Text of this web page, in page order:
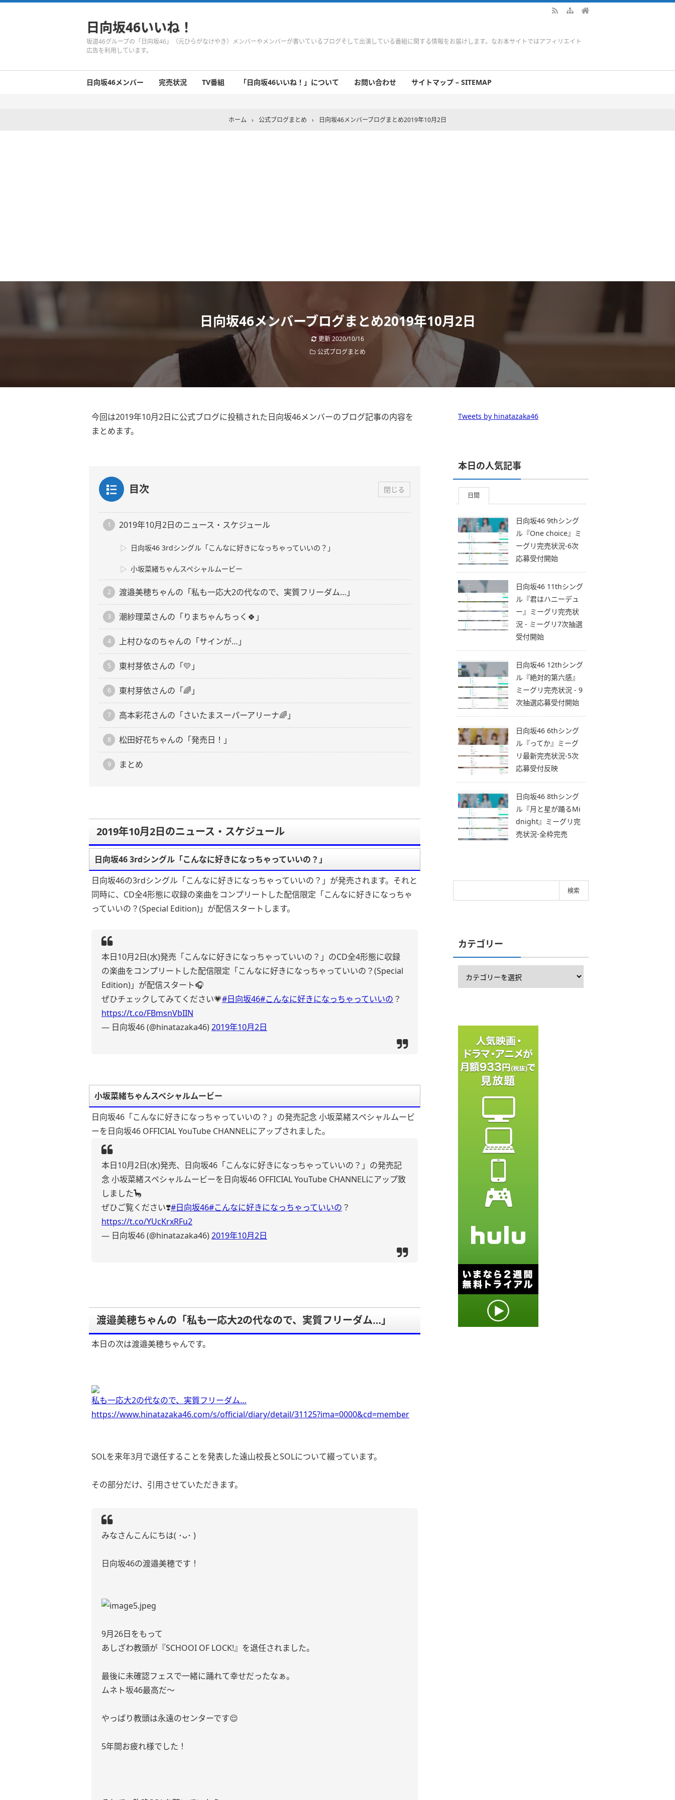
日向坂46いいね！
坂道46グループの「日向坂46」（元ひらがなけやき）メンバーやメンバーが書いているブログそして出演している番組に関する情報をお届けします。なお本サイトではアフィリエイト
広告を利用しています。
日向坂46メンバー 完売状況 TV番組 「日向坂46いいね！」について お問い合わせ サイトマップ – SITEMAP
ホーム › 公式ブログまとめ › 日向坂46メンバーブログまとめ2019年10月2日
日向坂46メンバーブログまとめ2019年10月2日
更新2020/10/16
公式ブログまとめ
今回は2019年10月2日に公式ブログに投稿された日向坂46メンバーのブログ記事の内容を
まとめます。
目次 閉じる
2019年10月2日のニュース・スケジュール
日向坂46 3rdシングル「こんなに好きになっちゃっていいの？」
小坂菜緒ちゃんスペシャルムービー
渡邉美穂ちゃんの「私も一応大2の代なので、実質フリーダム…」
潮紗理菜さんの「りまちゃんちっく🍀」
上村ひなのちゃんの「サインが…」
東村芽依さんの「💛」
東村芽依さんの「🌈」
高本彩花さんの「さいたまスーパーアリーナ🌈」
松田好花ちゃんの「発売日！」
まとめ
2019年10月2日のニュース・スケジュール
日向坂46 3rdシングル「こんなに好きになっちゃっていいの？」
日向坂46の3rdシングル「こんなに好きになっちゃっていいの？」が発売されます。それと
同時に、CD全4形態に収録の楽曲をコンプリートした配信限定「こんなに好きになっちゃ
っていいの？(Special Edition)」が配信スタートします。
本日10月2日(水)発売「こんなに好きになっちゃっていいの？」のCD全4形態に収録
の楽曲をコンプリートした配信限定「こんなに好きになっちゃっていいの？(Special
Edition)」が配信スタート🎧
ぜひチェックしてみてください💗#日向坂46#こんなに好きになっちゃっていいの ？
https://t.co/FBmsnVbIIN
— 日向坂46 (@hinatazaka46)2019年10月2日
小坂菜緒ちゃんスペシャルムービー
日向坂46「こんなに好きになっちゃっていいの？」の発売記念 小坂菜緒スペシャルムービ
ーを日向坂46 OFFICIAL YouTube CHANNELにアップされました。
本日10月2日(水)発売、日向坂46「こんなに好きになっちゃっていいの？」の発売記
念 小坂菜緒スペシャルムービーを日向坂46 OFFICIAL YouTube CHANNELにアップ致
しました🦕
ぜひご覧ください❣️#日向坂46#こんなに好きになっちゃっていいの ？
https://t.co/YUcKrxRFu2
— 日向坂46 (@hinatazaka46)2019年10月2日
渡邉美穂ちゃんの「私も一応大2の代なので、実質フリーダム…」
本日の次は渡邉美穂ちゃんです。
私も一応大2の代なので、実質フリーダム…
https://www.hinatazaka46.com/s/official/diary/detail/31125?ima=0000&cd=member
SOLを来年3月で退任することを発表した遠山校長とSOLについて綴っています。
その部分だけ、引用させていただきます。
みなさんこんにちは( ･ᴗ･ )
日向坂46の渡邉美穂です！
9月26日をもって
あしざわ教頭が『SCHOOI OF LOCK!』を退任されました。
最後に未確認フェスで一緒に踊れて幸せだったなぁ。
ムネト坂46最高だ〜
やっぱり教頭は永遠のセンターです😌
5年間お疲れ様でした！
Tweets by hinatazaka46
本日の人気記事
日間
日向坂46 9thシング
ル『One choice』ミ
ーグリ完売状況-6次
応募受付開始
日向坂46 11thシング
ル『君はハニーデュ
ー』ミーグリ完売状
況 - ミーグリ7次抽選
受付開始
日向坂46 12thシング
ル『絶対的第六感』
ミーグリ完売状況 - 9
次抽選応募受付開始
日向坂46 6thシング
ル『ってか』ミーグ
リ最新完売状況-5次
応募受付反映
日向坂46 8thシング
ル『月と星が踊るMi
dnight』ミーグリ完
売状況-全枠完売
カテゴリー